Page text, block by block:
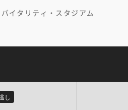
バイタリティ・スタジアム
し